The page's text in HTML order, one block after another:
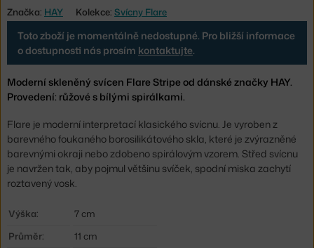
Značka: HAY Kolekce: Svícny Flare
Toto zboží je momentálně nedostupné. Pro bližší informace
o dostupnosti nás prosím kontaktujte.
Moderní skleněný svícen Flare Stripe od dánské značky HAY.
Provedení: růžové s bílými spirálkami.
Flare je moderní interpretací klasického svícnu. Je vyroben z
barevného foukaného borosilikátového skla, které je zvýrazněné
barevnými okraji nebo zdobeno spirálovým vzorem. Střed svícnu
je navržen tak, aby pojmul většinu svíček, spodní miska zachytí
roztavený vosk.
Výška:
7 cm
Průměr:
11 cm